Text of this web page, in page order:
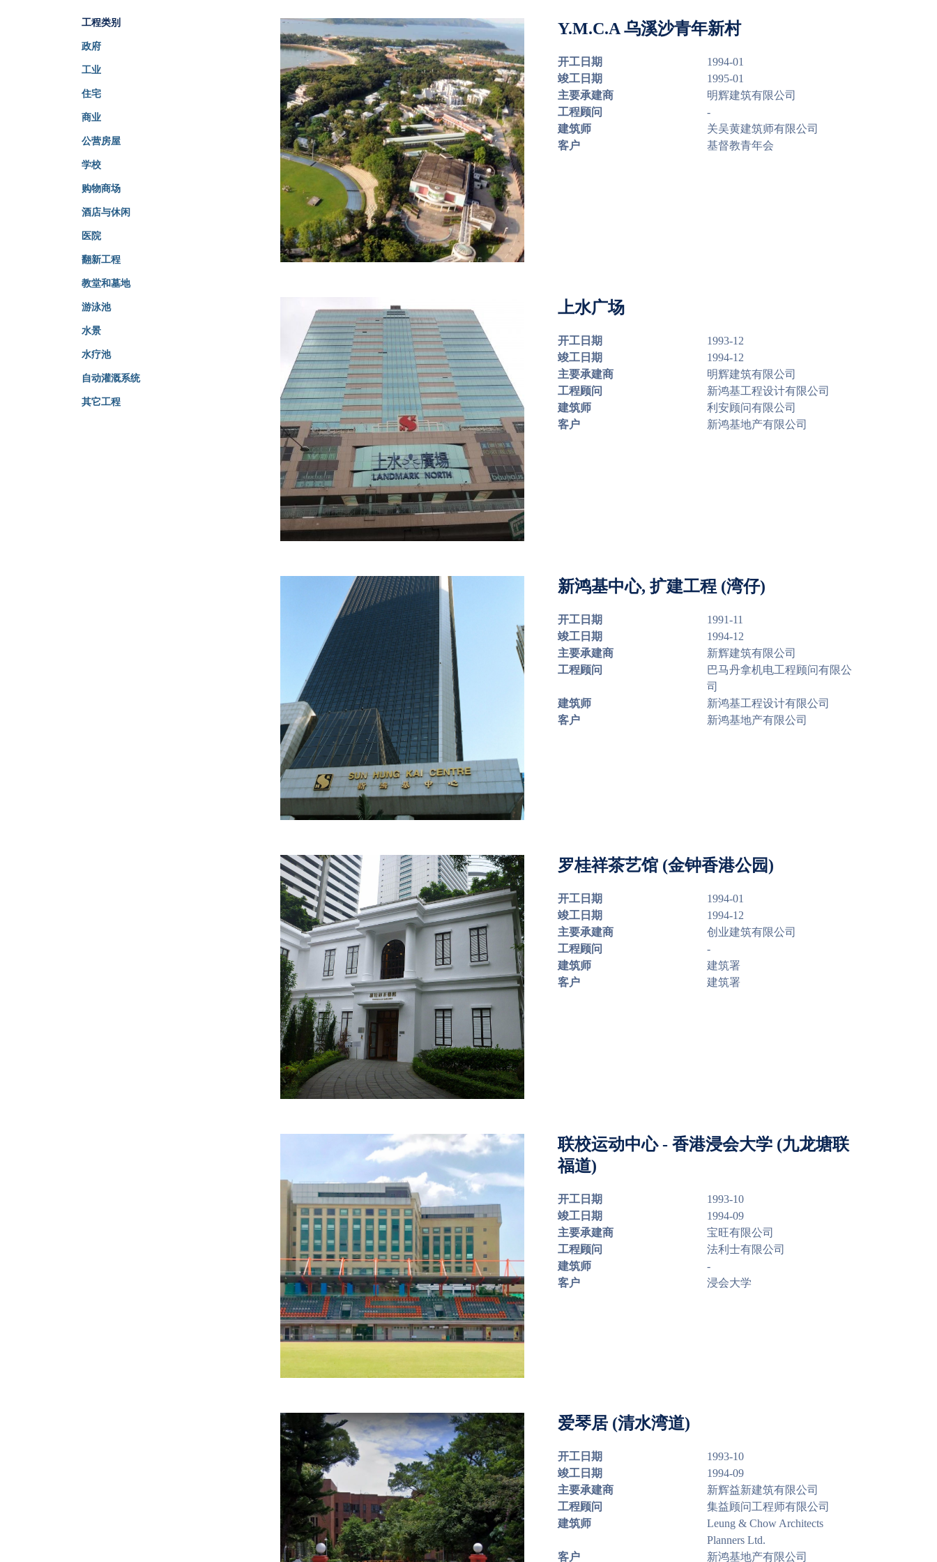
工程类别
政府
工业
住宅
商业
公营房屋
学校
购物商场
酒店与休闲
医院
翻新工程
教堂和墓地
游泳池
水景
水疗池
自动灌溉系统
其它工程
Y.M.C.A 乌溪沙青年新村
开工日期
1994-01
竣工日期
1995-01
主要承建商
明辉建筑有限公司
工程顾问
-
建筑师
关吴黄建筑师有限公司
客户
基督教青年会
上水广场
开工日期
1993-12
竣工日期
1994-12
主要承建商
明辉建筑有限公司
工程顾问
新鸿基工程设计有限公司
建筑师
利安顾问有限公司
客户
新鸿基地产有限公司
新鸿基中心, 扩建工程 (湾仔)
开工日期
1991-11
竣工日期
1994-12
主要承建商
新辉建筑有限公司
工程顾问
巴马丹拿机电工程顾问有限公
司
建筑师
新鸿基工程设计有限公司
客户
新鸿基地产有限公司
罗桂祥茶艺馆 (金钟香港公园)
开工日期
1994-01
竣工日期
1994-12
主要承建商
创业建筑有限公司
工程顾问
-
建筑师
建筑署
客户
建筑署
联校运动中心 - 香港浸会大学 (九龙塘联
福道)
开工日期
1993-10
竣工日期
1994-09
主要承建商
宝旺有限公司
工程顾问
法利士有限公司
建筑师
-
客户
浸会大学
爱琴居 (清水湾道)
开工日期
1993-10
竣工日期
1994-09
主要承建商
新辉益新建筑有限公司
工程顾问
集益顾问工程师有限公司
建筑师
Leung & Chow Architects
Planners Ltd.
客户
新鸿基地产有限公司